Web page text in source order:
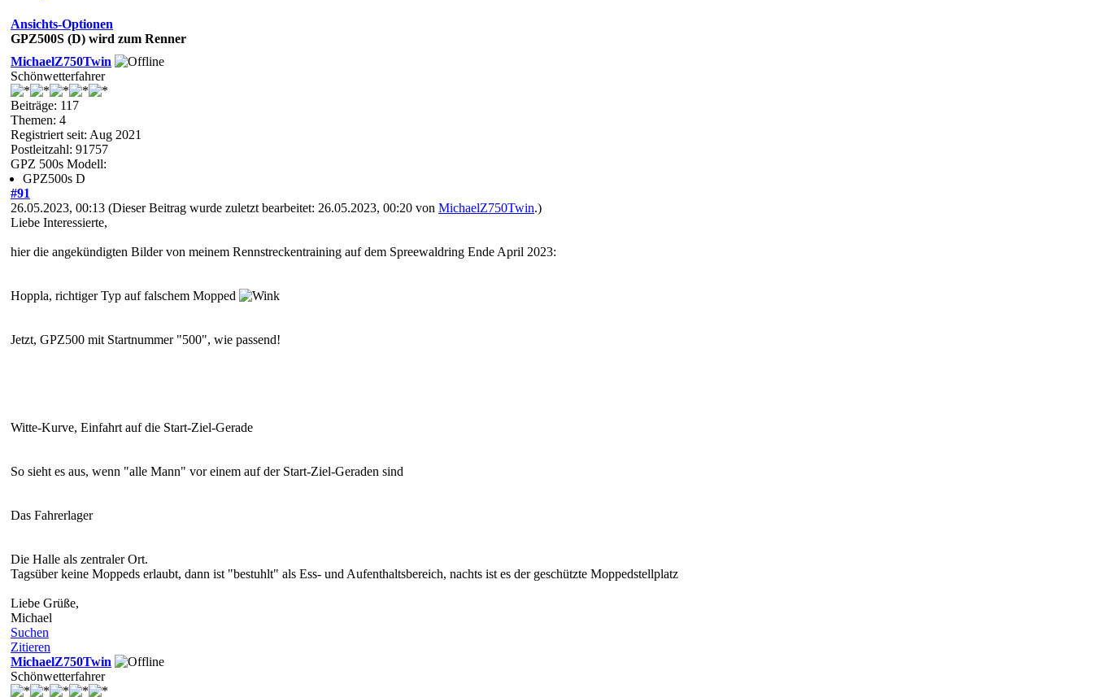
Ansichts-Optionen
GPZ500S (D) wird zum Renner
MichaelZ750Twin
Schönwetterfahrer
Beiträge: 117
Themen: 4
Registriert seit: Aug 2021
Postleitzahl: 91757
GPZ 500s Modell:
GPZ500s D
#91
26.05.2023, 00:13 (Dieser Beitrag wurde zuletzt bearbeitet: 26.05.2023, 00:20 von MichaelZ750Twin.)
Liebe Interessierte,
hier die angekündigten Bilder von meinem Rennstreckentraining auf dem Spreewaldring Ende April 2023:
Hoppla, richtiger Typ auf falschem Mopped
Jetzt, GPZ500 mit Startnummer "500", wie passend!
Witte-Kurve, Einfahrt auf die Start-Ziel-Gerade
So sieht es aus, wenn "alle Mann" vor einem auf der Start-Ziel-Geraden sind
Das Fahrerlager
Die Halle als zentraler Ort.
Tagsüber keine Moppeds erlaubt, dann ist "bestuhlt" als Ess- und Aufenthaltsbereich, nachts ist es der geschützte Moppedstellplatz
Liebe Grüße,
Michael
Suchen
Zitieren
MichaelZ750Twin
Schönwetterfahrer